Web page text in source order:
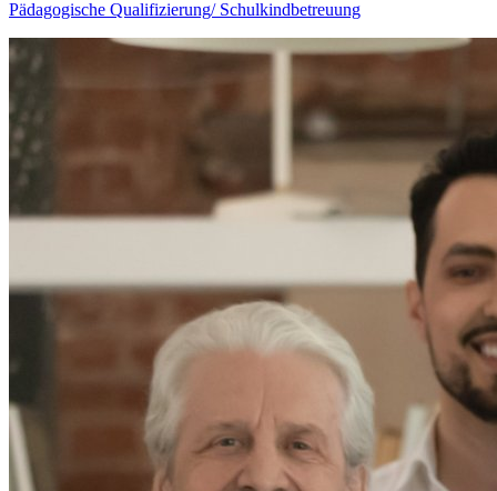
Pädagogische Qualifizierung/ Schulkindbetreuung